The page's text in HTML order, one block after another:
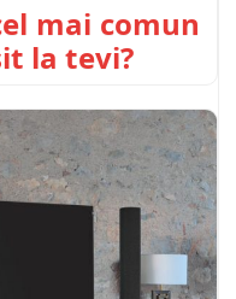
mai comun
la tevi?